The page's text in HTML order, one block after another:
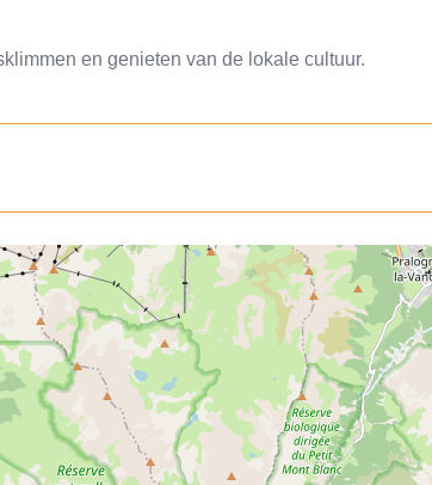
en genieten van de lokale cultuur.